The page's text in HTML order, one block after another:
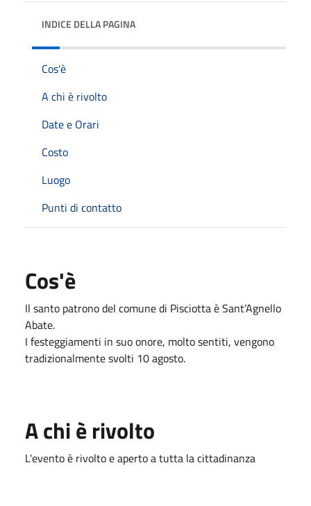
INDICE DELLA PAGINA
Cos'è
A chi è rivolto
Date e Orari
Costo
Luogo
Punti di contatto
Cos'è
Il santo patrono del comune di Pisciotta è Sant’Agnello
Abate.
I festeggiamenti in suo onore, molto sentiti, vengono
tradizionalmente svolti 10 agosto.
A chi è rivolto
L'evento è rivolto e aperto a tutta la cittadinanza